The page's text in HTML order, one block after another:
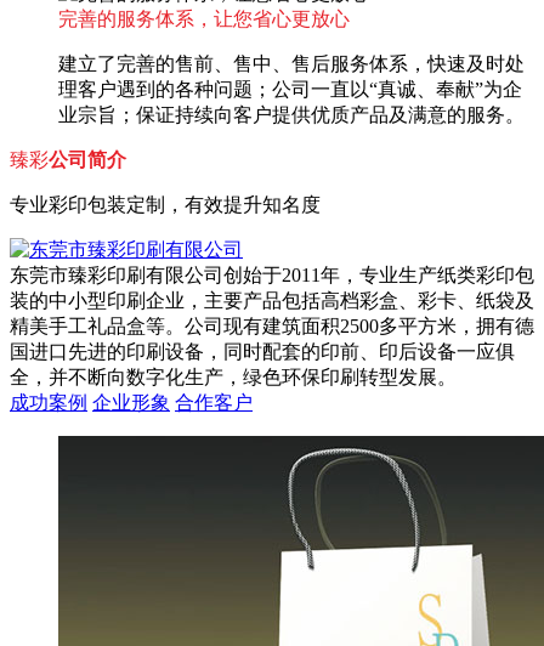
完善的服务体系，让您省心更放心
建立了完善的售前、售中、售后服务体系，快速及时处
理客户遇到的各种问题；公司一直以“真诚、奉献”为企
业宗旨；保证持续向客户提供优质产品及满意的服务。
臻彩公司简介
专业彩印包装定制，有效提升知名度
东莞市臻彩印刷有限公司创始于2011年，专业生产纸类彩印包
装的中小型印刷企业，主要产品包括高档彩盒、彩卡、纸袋及
精美手工礼品盒等。公司现有建筑面积2500多平方米，拥有德
国进口先进的印刷设备，同时配套的印前、印后设备一应俱
全，并不断向数字化生产，绿色环保印刷转型发展。
成功案例 企业形象 合作客户